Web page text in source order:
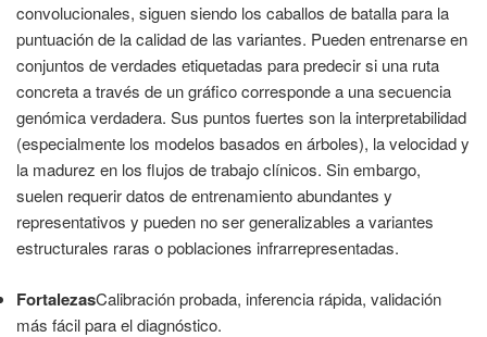
convolucionales, siguen siendo los caballos de batalla para la
puntuación de la calidad de las variantes. Pueden entrenarse en
conjuntos de verdades etiquetadas para predecir si una ruta
concreta a través de un gráfico corresponde a una secuencia
genómica verdadera. Sus puntos fuertes son la interpretabilidad
(especialmente los modelos basados en árboles), la velocidad y
la madurez en los flujos de trabajo clínicos. Sin embargo,
suelen requerir datos de entrenamiento abundantes y
representativos y pueden no ser generalizables a variantes
estructurales raras o poblaciones infrarrepresentadas.
FortalezasCalibración probada, inferencia rápida, validación
más fácil para el diagnóstico.